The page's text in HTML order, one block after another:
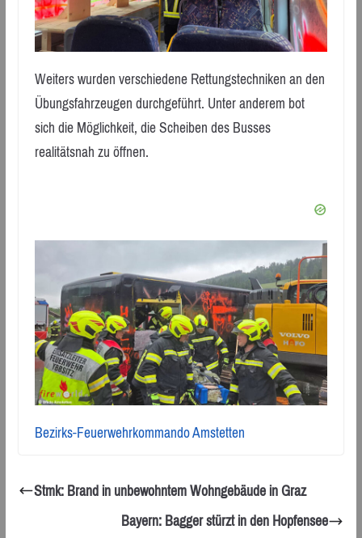
Weiters wurden verschiedene Rettungstechniken an den
Übungsfahrzeugen durchgeführt. Unter anderem bot
sich die Möglichkeit, die Scheiben des Busses
realitätsnah zu öffnen.
Bezirks-Feuerwehrkommando Amstetten
Stmk: Brand in unbewohntem Wohngebäude in Graz
Bayern: Bagger stürzt in den Hopfensee